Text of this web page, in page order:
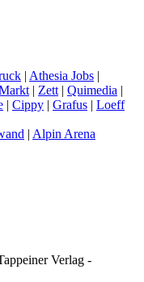
| Athesia Jobs |
| Zett | Quimedia |
| Cippy | Grafus | Loeff
| Alpin Arena
Verlag -